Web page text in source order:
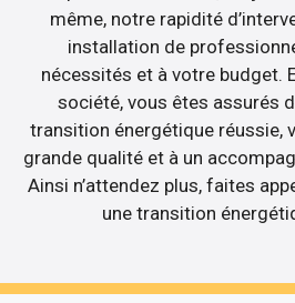
même, notre rapidité
installation de
nécessités et à votre budget.
société, vous êtes assurés
transition énergétique réussie,
grande qualité et à un
Ainsi n’attendez plus, faites
une transition